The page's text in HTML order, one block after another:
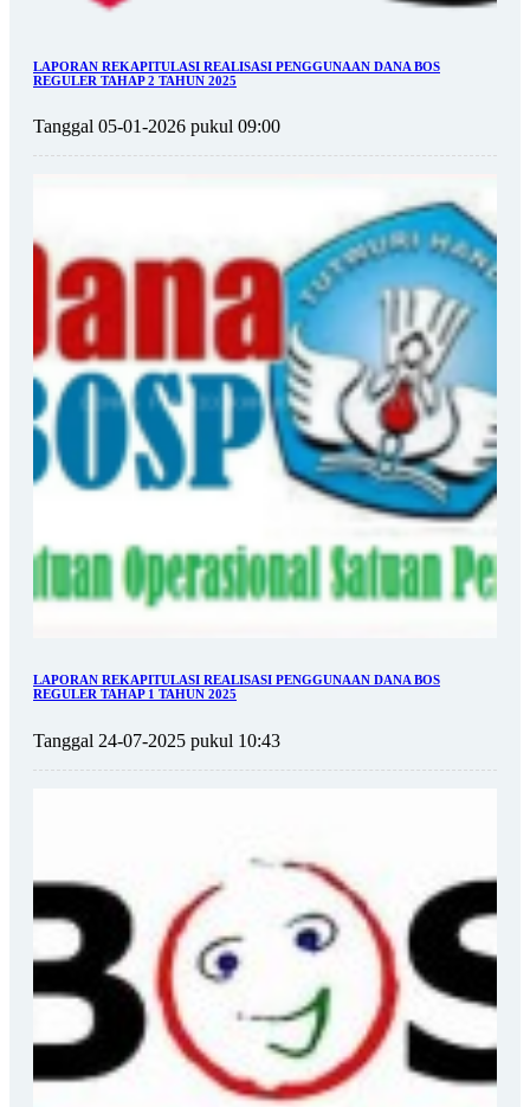
LAPORAN REKAPITULASI REALISASI PENGGUNAAN DANA BOS
REGULER TAHAP 2 TAHUN 2025
Tanggal 05-01-2026 pukul 09:00
LAPORAN REKAPITULASI REALISASI PENGGUNAAN DANA BOS
REGULER TAHAP 1 TAHUN 2025
Tanggal 24-07-2025 pukul 10:43